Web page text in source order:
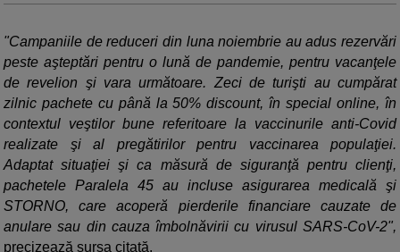
"Campaniile de reduceri din luna noiembrie au adus rezervări
peste aşteptări pentru o lună de pandemie, pentru vacanţele
de revelion şi vara următoare. Zeci de turişti au cumpărat
zilnic pachete cu până la 50% discount, în special online, în
contextul veştilor bune referitoare la vaccinurile anti-Covid
realizate şi al pregătirilor pentru vaccinarea populaţiei.
Adaptat situaţiei şi ca măsură de siguranţă pentru clienţi,
pachetele Paralela 45 au incluse asigurarea medicală şi
STORNO, care acoperă pierderile financiare cauzate de
anulare sau din cauza îmbolnăvirii cu virusul SARS-CoV-2",
precizează sursa citată.